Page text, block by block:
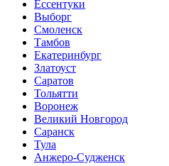
Ессентуки
Выборг
Смоленск
Тамбов
Екатеринбург
Златоуст
Саратов
Тольятти
Воронеж
Великий Новгород
Саранск
Тула
Анжеро-Судженск